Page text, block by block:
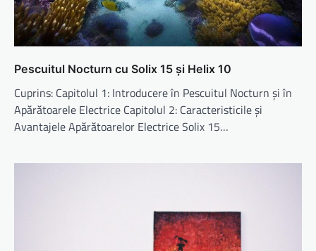
Pescuitul Nocturn cu Solix 15 și Helix 10
Cuprins: Capitolul 1: Introducere în Pescuitul Nocturn și în
Apărătoarele Electrice Capitolul 2: Caracteristicile și
Avantajele Apărătoarelor Electrice Solix 15…